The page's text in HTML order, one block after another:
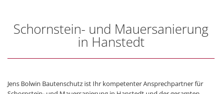
Schornstein- und Mauersanierung
in Hanstedt
Jens Bolwin Bautenschutz ist Ihr kompetenter Ansprechpartner für